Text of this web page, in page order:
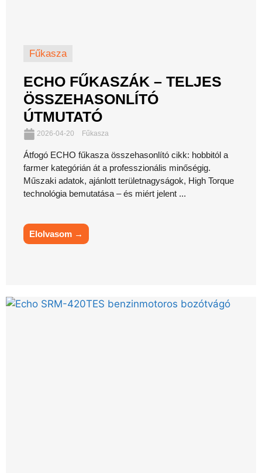
Fűkasza
ECHO FŰKASZÁK – TELJES
ÖSSZEHASONLÍTÓ
ÚTMUTATÓ
2026-04-20 Fűkasza
Átfogó ECHO fűkasza összehasonlító cikk: hobbitól a
farmer kategórián át a professzionális minőségig.
Műszaki adatok, ajánlott területnagyságok, High Torque
technológia bemutatása – és miért jelent ...
Elolvasom →